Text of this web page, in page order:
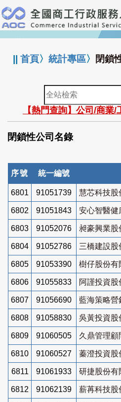
跳
到
主
要
:::
||首頁〉統計專區〉 閉鎖
全
站
檢
索
【熱門查詢】公司/商業
閉鎖性公司名錄
序號 統一編號
6801 91051739 慧芯科技股
6802 91051843 安心智醫健
6803 91052076 昶豪興業股
6804 91052786 三橋建設股
6805 91053390 樹仔股份有
6806 91055833 阿謹投資股
6807 91056690 藍海策略營
6808 91058830 吳黃投資股
6809 91060505 久鼎管理顧
6810 91060527 蓁澄投資股
6811 91061933 研捷股份有
6812 91062139 薪苒科技股